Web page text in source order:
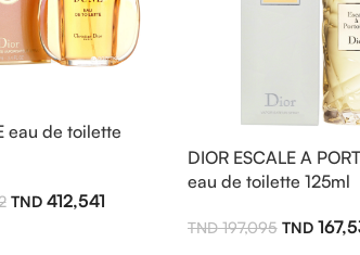
eau de toilette
412,541
DIOR ESCALE A
eau de toilette 125ml
197,095